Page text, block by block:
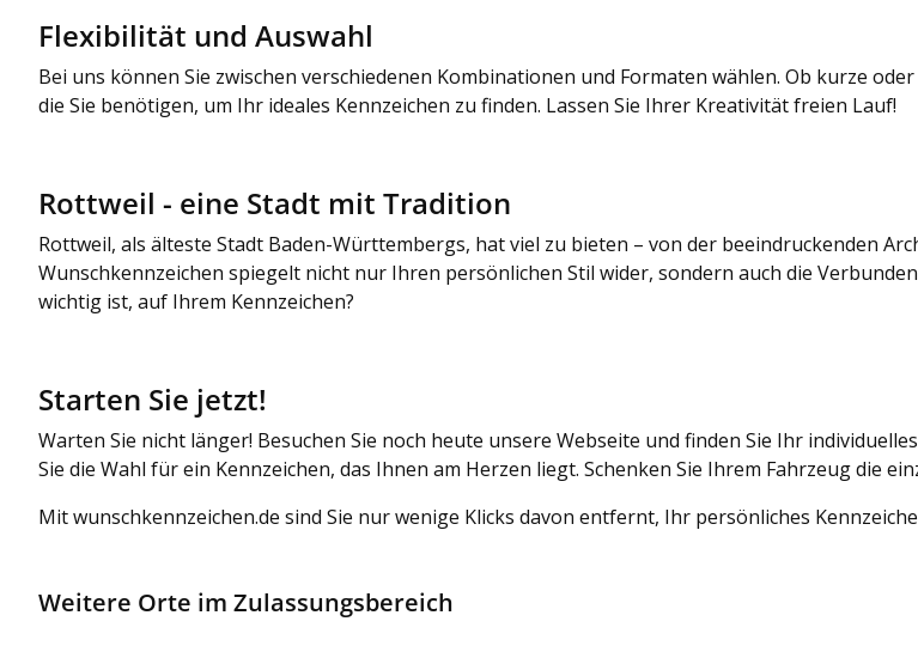
Flexibilität und Auswahl
Bei uns können Sie zwischen verschiedenen Kombinationen und Formaten wählen. Ob kurze
die Sie benötigen, um Ihr ideales Kennzeichen zu finden. Lassen Sie Ihrer Kreativität freien Lauf!
Rottweil - eine Stadt mit Tradition
Rottweil, als älteste Stadt Baden-Württembergs, hat viel zu bieten – von der beeindruckenden
Wunschkennzeichen spiegelt nicht nur Ihren persönlichen Stil wider, sondern auch die
wichtig ist, auf Ihrem Kennzeichen?
Starten Sie jetzt!
Warten Sie nicht länger! Besuchen Sie noch heute unsere Webseite und finden Sie Ihr
Sie die Wahl für ein Kennzeichen, das Ihnen am Herzen liegt. Schenken Sie Ihrem Fahrzeug die
Mit wunschkennzeichen.de sind Sie nur wenige Klicks davon entfernt, Ihr persönliches
Weitere Orte im Zulassungsbereich